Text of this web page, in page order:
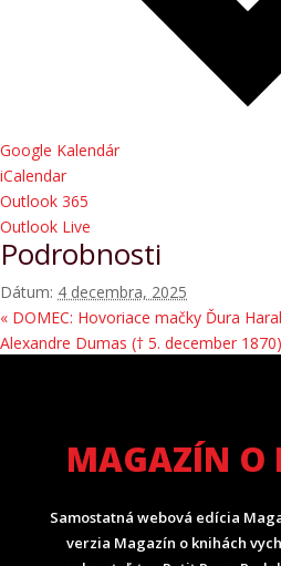
Google Kalendár
iCalendar
Outlook 365
Outlook Live
Podrobnosti
Dátum: 4 decembra, 2025
« DOMEC: Hovoriace mačky Ďura
Alexandre Dumas († 5. december 1870)
MAGAZÍN O
Samostatná webová edícia
verzia Magazín o knihách